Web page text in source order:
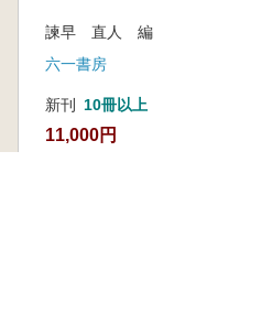
諫早 直人 編
六一書房
新刊 10冊以上
11,000円